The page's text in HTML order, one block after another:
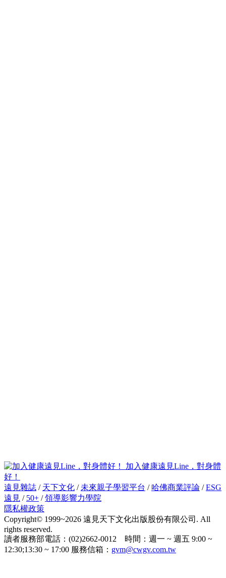
加入健康遠見Line，對身體
好！
遠見雜誌 / 天下文化 / 未來親子學習平台 / 哈佛商業評論 /ESG
遠見 / 50+ /領導影響力學院
隱私權政策
Copyright© 1999~2026 遠見天下文化出版股份有限公司. All
rights reserved.
讀者服務部電話：(02)2662-0012 時間：週一 ~ 週五 9:00 ~
12:30;13:30 ~ 17:00 服務信箱： gvm@cwgv.com.tw